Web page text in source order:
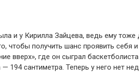
и у Кирилла Зайцева, ведь ему
чтобы получить шанс проявить себя
вверх», где он сыграл
194 сантиметра. Теперь у него нет